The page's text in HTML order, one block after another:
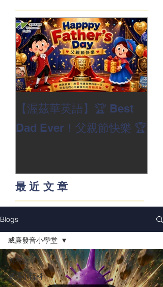
【渥茲華英語】🏆 Best
Dad Ever！父親節快樂 🏆
最近文章
Blogs
所有文章
威廉小百科
威廉發音小學堂